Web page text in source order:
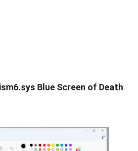
Blue Screen of Death